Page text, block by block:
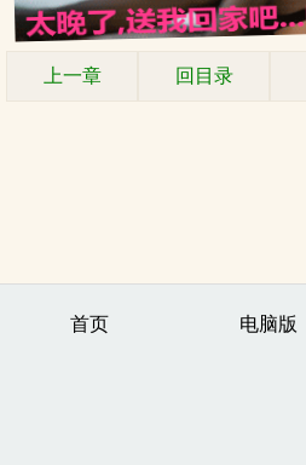
上一章 回目录
首页 电脑版